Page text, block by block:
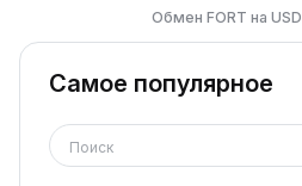
Обмен FORT на USD
Самое популярное
Поиск